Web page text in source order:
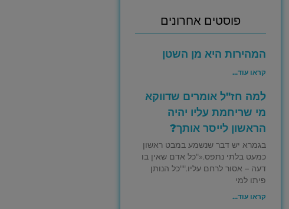
פוסטים אחרונים
המהירות היא מן השטן
קראו עוד...
למה חז"ל אומרים שדווקא
מי שריחמת עליו יהיה
הראשון לייסר אותך?
בגמרא יש דבר שנשמע במבט ראשון
כמעט בלתי נתפס.«"כל אדם שאין בו
דעה – אסור לרחם עליו.""כל הנותן
פיתו למי
קראו עוד...